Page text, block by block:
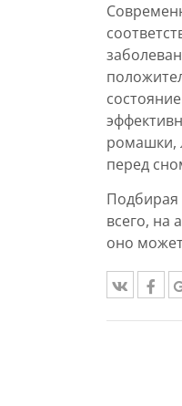
ромашки,
перед
всего, на
оно